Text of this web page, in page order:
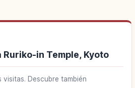
in Temple, Kyoto
Descubre también